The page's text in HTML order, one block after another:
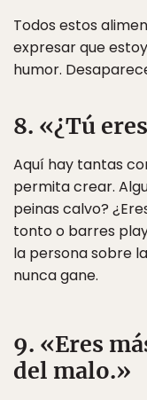
Todos estos
expresar que
humor.
8. «¿Tú
Aquí hay tantas
permita crear.
peinas calvo?
tonto o barres
la persona sobre
nunca gane.
9. «Eres
del malo.»